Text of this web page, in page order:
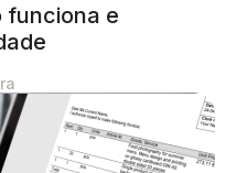
funciona e